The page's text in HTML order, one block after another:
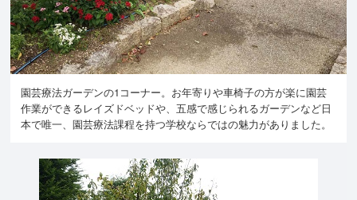
園芸療法ガーデンの1コーナー。お年寄りや車椅子の方が楽に園芸
作業ができるレイズドベッドや、五感で感じられるガーデンなど日
本で唯一、園芸療法課程を持つ学校ならではの魅力がありました。